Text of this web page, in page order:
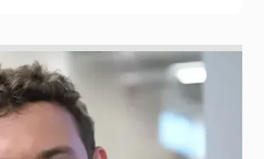
высказался насчёт